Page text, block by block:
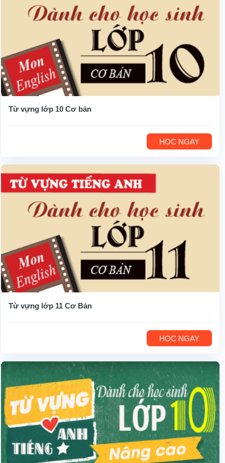
Từ vựng lớp 10 Cơ bản
HỌC NGAY
Từ vựng lớp 11 Cơ Bản
HỌC NGAY